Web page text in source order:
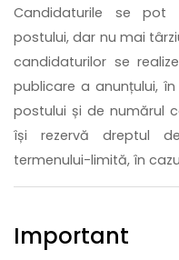
Candidaturile se pot
postului, dar nu mai
candidaturilor se
publicare a anunțului,
postului și de numărul
își rezervă dreptul
termenului-limită, în
Important